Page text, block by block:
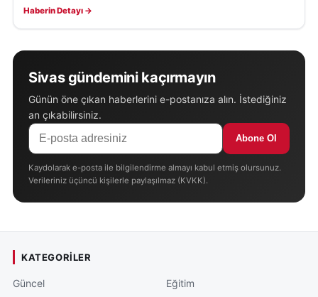
Haberin Detayı →
Sivas gündemini kaçırmayın
Günün öne çıkan haberlerini e-postanıza alın. İstediğiniz
an çıkabilirsiniz.
Abone Ol
Kaydolarak e-posta ile bilgilendirme almayı kabul etmiş olursunuz.
Verileriniz üçüncü kişilerle paylaşılmaz (KVKK).
KATEGORILER
Güncel
Eğitim